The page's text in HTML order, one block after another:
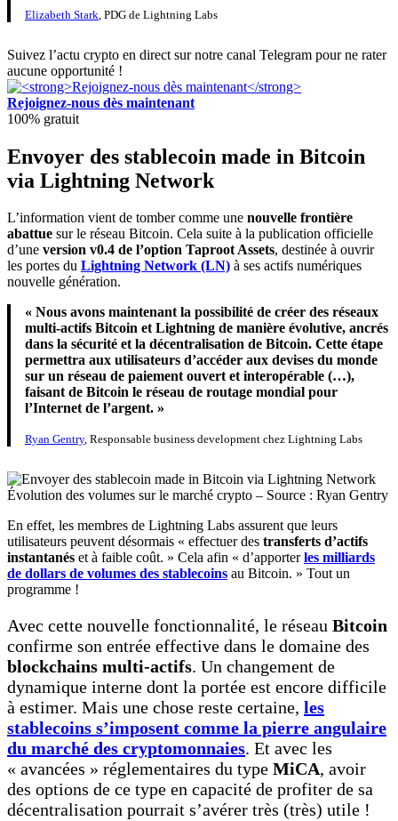
Elizabeth Stark , PDG de Lightning Labs
Suivez l’actu crypto en direct sur notre canal Telegram pour ne rater
aucune opportunité !
Rejoignez-nous dès maintenant
100% gratuit
Envoyer des stablecoin made in Bitcoin
via Lightning Network
L’information vient de tomber comme une nouvelle frontière
abattue sur le réseau Bitcoin. Cela suite à la publication officielle
d’une version v0.4 de l’option Taproot Assets, destinée à ouvrir
les portes du Lightning Network (LN) à ses actifs numériques
nouvelle génération.
« Nous avons maintenant la possibilité de créer des réseaux
multi-actifs Bitcoin et Lightning de manière évolutive, ancrés
dans la sécurité et la décentralisation de Bitcoin. Cette étape
permettra aux utilisateurs d’accéder aux devises du monde
sur un réseau de paiement ouvert et interopérable (…),
faisant de Bitcoin le réseau de routage mondial pour
l’Internet de l’argent. »
Ryan Gentry, Responsable business development chez Lightning Labs
Évolution des volumes sur le marché crypto – Source : Ryan Gentry
En effet, les membres de Lightning Labs assurent que leurs
utilisateurs peuvent désormais « effectuer des transferts d’actifs
instantanés et à faible coût. » Cela afin « d’apporterles milliards
de dollars de volumes des stablecoins au Bitcoin. » Tout un
programme !
Avec cette nouvelle fonctionnalité, le réseau Bitcoin
confirme son entrée effective dans le domaine des
blockchains multi-actifs. Un changement de
dynamique interne dont la portée est encore difficile
à estimer. Mais une chose reste certaine, les
stablecoins s’imposent comme la pierre angulaire
du marché des cryptomonnaies. Et avec les
« avancées » réglementaires du type MiCA, avoir
des options de ce type en capacité de profiter de sa
décentralisation pourrait s’avérer très (très) utile !